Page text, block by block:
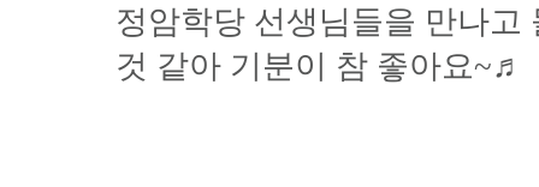
정암학당 선생님들을 만나
것 같아 기분이 참 좋아요~♬